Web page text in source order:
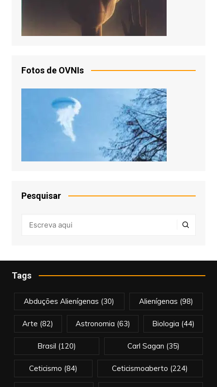
Fotos de OVNIs
Pesquisar
Tags
Abduções Alienígenas (30) Alienígenas (98)
Arte (82) Astronomia (63) Biologia (44)
Brasil (120) Carl Sagan (35)
Ceticismo (84) Ceticismoaberto (224)